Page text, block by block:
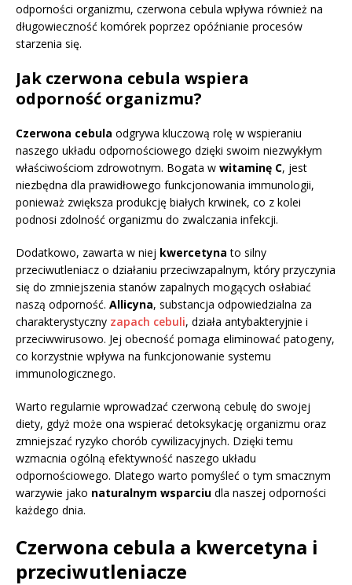
odporności organizmu, czerwona cebula wpływa również na
długowieczność komórek poprzez opóźnianie procesów
starzenia się.
Jak czerwona cebula wspiera
odporność organizmu?
Czerwona cebula odgrywa kluczową rolę w wspieraniu
naszego układu odpornościowego dzięki swoim niezwykłym
właściwościom zdrowotnym. Bogata w witaminę C, jest
niezbędna dla prawidłowego funkcjonowania immunologii,
ponieważ zwiększa produkcję białych krwinek, co z kolei
podnosi zdolność organizmu do zwalczania infekcji.
Dodatkowo, zawarta w niej kwercetyna to silny
przeciwutleniacz o działaniu przeciwzapalnym, który przyczynia
się do zmniejszenia stanów zapalnych mogących osłabiać
naszą odporność. Allicyna, substancja odpowiedzialna za
charakterystyczny zapach cebuli, działa antybakteryjnie i
przeciwwirusowo. Jej obecność pomaga eliminować patogeny,
co korzystnie wpływa na funkcjonowanie systemu
immunologicznego.
Warto regularnie wprowadzać czerwoną cebulę do swojej
diety, gdyż może ona wspierać detoksykację organizmu oraz
zmniejszać ryzyko chorób cywilizacyjnych. Dzięki temu
wzmacnia ogólną efektywność naszego układu
odpornościowego. Dlatego warto pomyśleć o tym smacznym
warzywie jako naturalnym wsparciu dla naszej odporności
każdego dnia.
Czerwona cebula a kwercetyna i
przeciwutleniacze